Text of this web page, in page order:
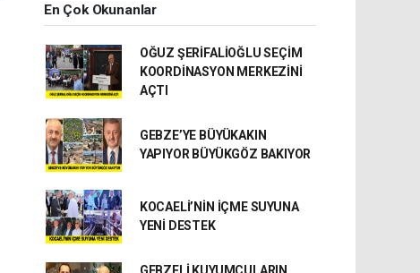
En Çok Okunanlar
OĞUZ ŞERİFALİOĞLU SEÇİM
KOORDİNASYON MERKEZİNİ
AÇTI
GEBZE’YE BÜYÜKAKIN
YAPIYOR BÜYÜKGÖZ BAKIYOR
KOCAELİ’NİN İÇME SUYUNA
YENİ DESTEK
GEBZELİ KUYUMCULARIN